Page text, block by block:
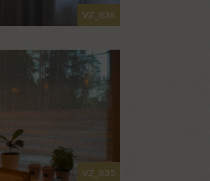
VZ_836
VZ_835